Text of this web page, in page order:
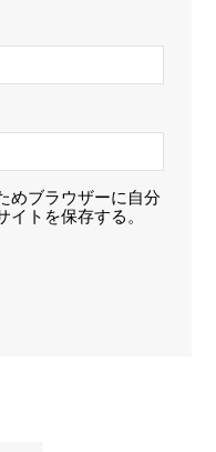
めブラウザーに自分
トを保存する。